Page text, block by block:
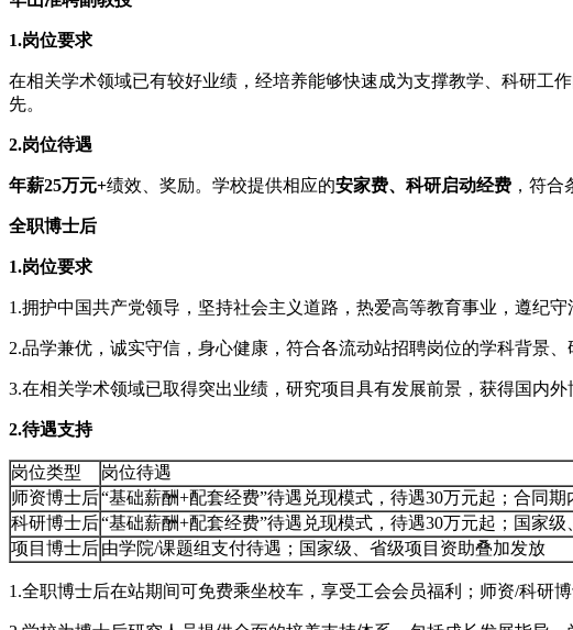
1.岗位要求
在相关学术领域已有较好业绩，经培养能够快速成为支撑教学、科研工
先。
2.岗位待遇
年薪25万元+绩效、奖励。学校提供相应的安家费、科研启动经费 ，符
全职博士后
1.岗位要求
1.拥护中国共产党领导，坚持社会主义道路，热爱高等教育事业，遵纪
2.品学兼优，诚实守信，身心健康，符合各流动站招聘岗位的学科背景、
3.在相关学术领域已取得突出业绩，研究项目具有发展前景，获得国内外
2.待遇支持
岗位类型
岗位待遇
师资博士后“基础薪酬+配套经费”待遇兑现模式，待遇30万元起；合同
科研博士后“基础薪酬+配套经费”待遇兑现模式，待遇30万元起；国家
项目博士后由学院/课题组支付待遇；国家级、省级项目资助叠加发放
1.全职博士后在站期间可免费乘坐校车，享受工会会员福利；师资/科研